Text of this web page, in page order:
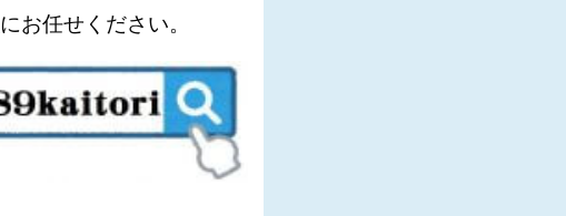
にお任せください。